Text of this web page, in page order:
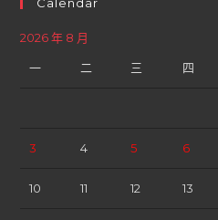
Calendar
2026 年 8 月
一 二 三 四
3 4 5 6
10 11 12 13